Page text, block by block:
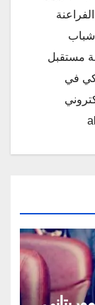
مستقبل
في
الإلكتروني